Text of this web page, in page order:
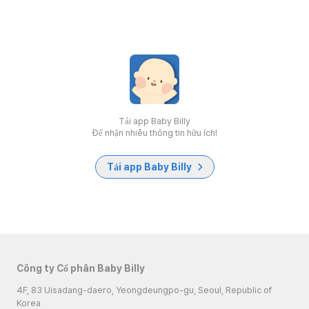
Tải app Baby Billy
Để nhận nhiều thông tin hữu ích!
Tải app Baby Billy
Công ty Cổ phần Baby Billy
4F, 83 Uisadang-daero, Yeongdeungpo-gu, Seoul, Republic of
Korea